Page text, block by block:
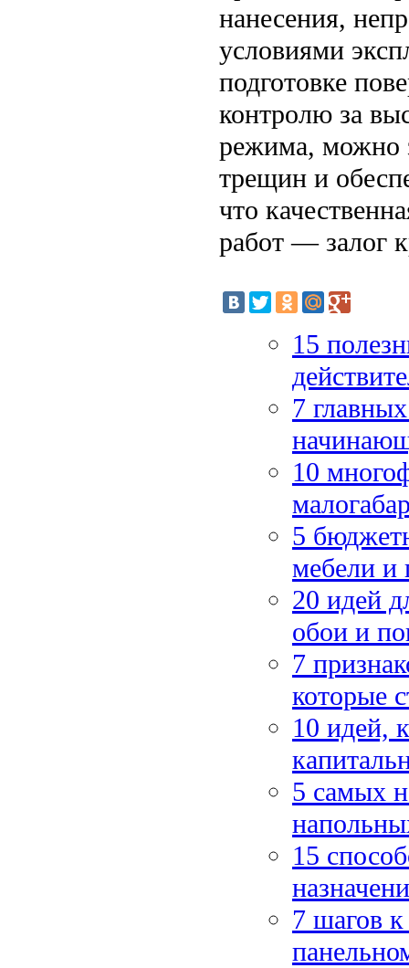
нанесения,
условиями
подготовке
контролю за
режима, можно
трещин и
что
работ — залог
15
7
10
5
мебели и
20 идей
обои и
7
которые
10 идей,
5 самых
15
7 шагов